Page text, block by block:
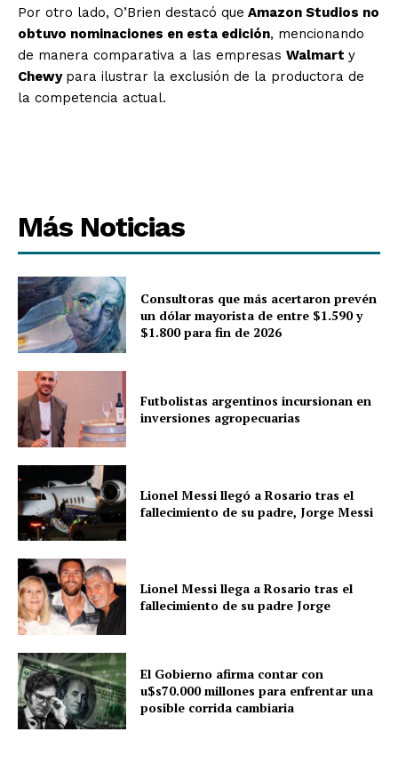
Por otro lado, O’Brien destacó que Amazon Studios no
obtuvo nominaciones en esta edición, mencionando
de manera comparativa a las empresas Walmart y
Chewy para ilustrar la exclusión de la productora de
la competencia actual.
Más Noticias
Consultoras que más acertaron prevén
un dólar mayorista de entre $1.590 y
$1.800 para fin de 2026
Futbolistas argentinos incursionan en
inversiones agropecuarias
Lionel Messi llegó a Rosario tras el
fallecimiento de su padre, Jorge Messi
Lionel Messi llega a Rosario tras el
fallecimiento de su padre Jorge
El Gobierno afirma contar con
u$s70.000 millones para enfrentar una
posible corrida cambiaria